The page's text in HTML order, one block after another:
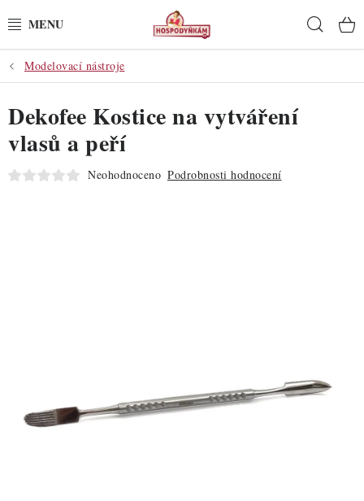
na
POTŘEBY
POMŮCKY
SUROVINY
DÁRKOVÉ POUKAZY
Modelovací nástroje
Dekofee Kostice na vytváření
vlasů a peří
Neohodnoceno Podrobnosti hodnocení